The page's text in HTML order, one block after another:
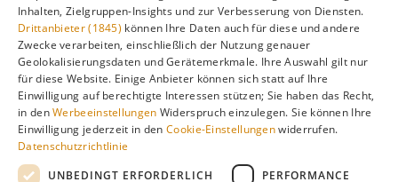
Gefällt dir diese Seite? Teile sie auf Pinterest!
Auf Pinterest merken
Inhalten, Zielgruppen-Insights und zur Verbesserung von Diensten.
Drittanbieter (1845) können Ihre Daten auch für diese und andere
Zwecke verarbeiten, einschließlich der Nutzung genauer
Geolokalisierungsdaten und Gerätemerkmale. Ihre Auswahl gilt nur
für diese Website. Einige Anbieter können sich statt auf Ihre
Einwilligung auf berechtigte Interessen stützen; Sie haben das Recht,
in denWerbeeinstellungen Widerspruch einzulegen. Sie können Ihre
Einwilligung jederzeit in denCookie-Einstellungenwiderrufen.
Datenschutzrichtlinie
UNBEDINGT ERFORDERLICH
PERFORMANCE